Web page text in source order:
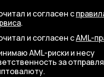
и согласен с
.
и согласен сAML-
AML-риски и несу
за